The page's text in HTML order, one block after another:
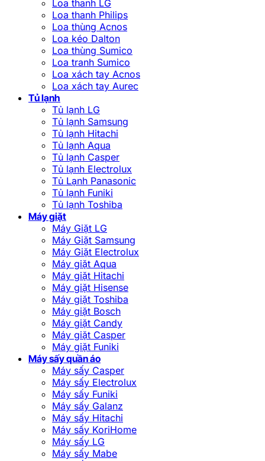
Loa thanh LG
Loa thanh Philips
Loa thùng Acnos
Loa kéo Dalton
Loa thùng Sumico
Loa tranh Sumico
Loa xách tay Acnos
Loa xách tay Aurec
Tủ lạnh
Tủ lạnh LG
Tủ lạnh Samsung
Tủ lạnh Hitachi
Tủ lạnh Aqua
Tủ lạnh Casper
Tủ lạnh Electrolux
Tủ Lạnh Panasonic
Tủ lạnh Funiki
Tủ lạnh Toshiba
Máy giặt
Máy Giặt LG
Máy Giặt Samsung
Máy Giặt Electrolux
Máy giặt Aqua
Máy giặt Hitachi
Máy giặt Hisense
Máy giặt Toshiba
Máy giặt Bosch
Máy giặt Candy
Máy giặt Casper
Máy giặt Funiki
Máy sấy quần áo
Máy sấy Casper
Máy sấy Electrolux
Máy sấy Funiki
Máy sấy Galanz
Máy sấy Hitachi
Máy sấy KoriHome
Máy sấy LG
Máy sấy Mabe